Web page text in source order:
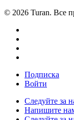
© 2026 Turan. Все
Подписка
Войти
Следуйте за
Напишите